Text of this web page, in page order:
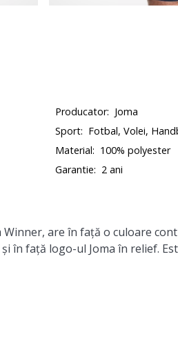
Producator: Joma
Sport: Fotbal, Volei,
Material: 100% polyester
Garantie: 2 ani
Winner, are în față o culoare
în față logo-ul Joma în relief.